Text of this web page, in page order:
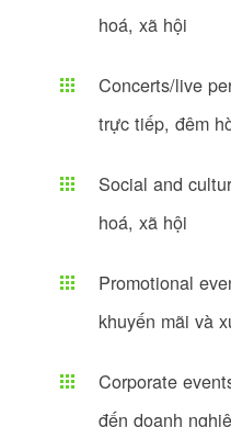
hoá, xã hội
Concerts/live
trực tiếp, đêm
Social and
hoá, xã hội
Promotional
khuyến mãi và
Corporate
đến doanh